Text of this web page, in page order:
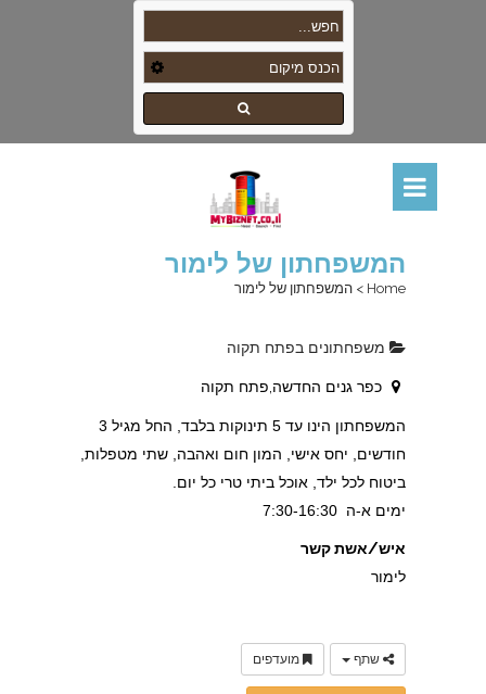
המשפחתון של לימור
Home
> המשפחתון של לימור
משפחתונים בפתח תקוה
כפר גנים החדשה,פתח תקוה
המשפחתון הינו עד 5 תינוקות בלבד, החל מגיל 3
חודשים, יחס אישי, המון חום ואהבה, שתי מטפלות,
ביטוח לכל ילד, אוכל ביתי טרי כל יום.
ימים א-ה 7:30-16:30
איש/אשת קשר
לימור
שתף מועדפים